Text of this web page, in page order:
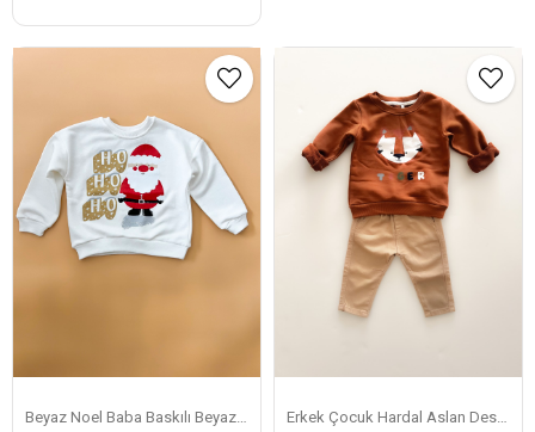
Beyaz Noel Baba Baskılı Beyaz Sweat Erkek Çocuk Hardal Aslan Desenli Sweat